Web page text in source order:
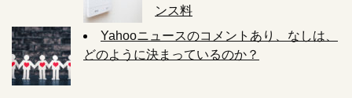
ンス料
Yahooニュースのコメントあり、なしは、
どのように決まっているのか？